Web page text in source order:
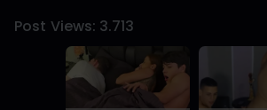
Post Views: 3.713